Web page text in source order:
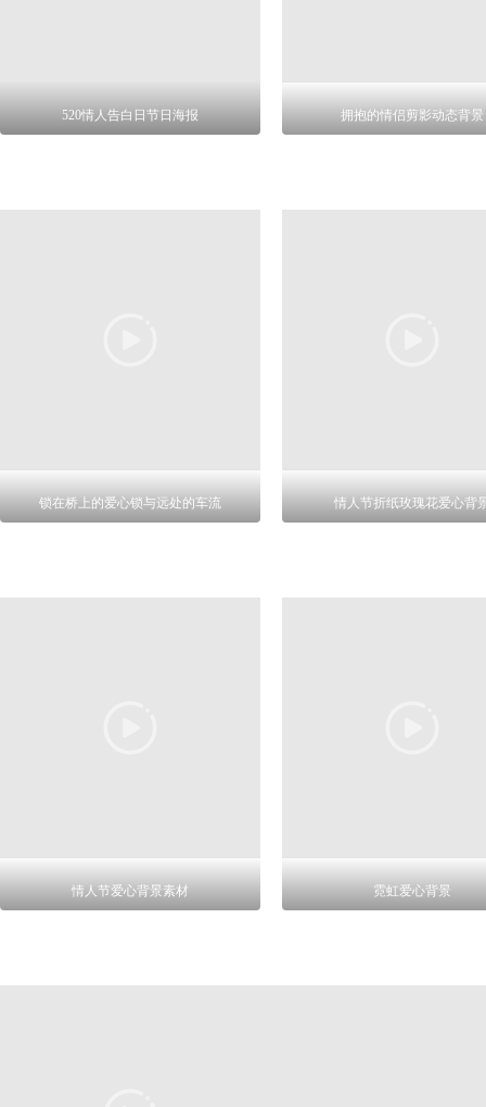
520情人告白日节日海报 拥抱的情侣剪影动态背景
锁在桥上的爱心锁与远处的车流 情人节折纸玫瑰花爱心背
情人节爱心背景素材 霓虹爱心背景